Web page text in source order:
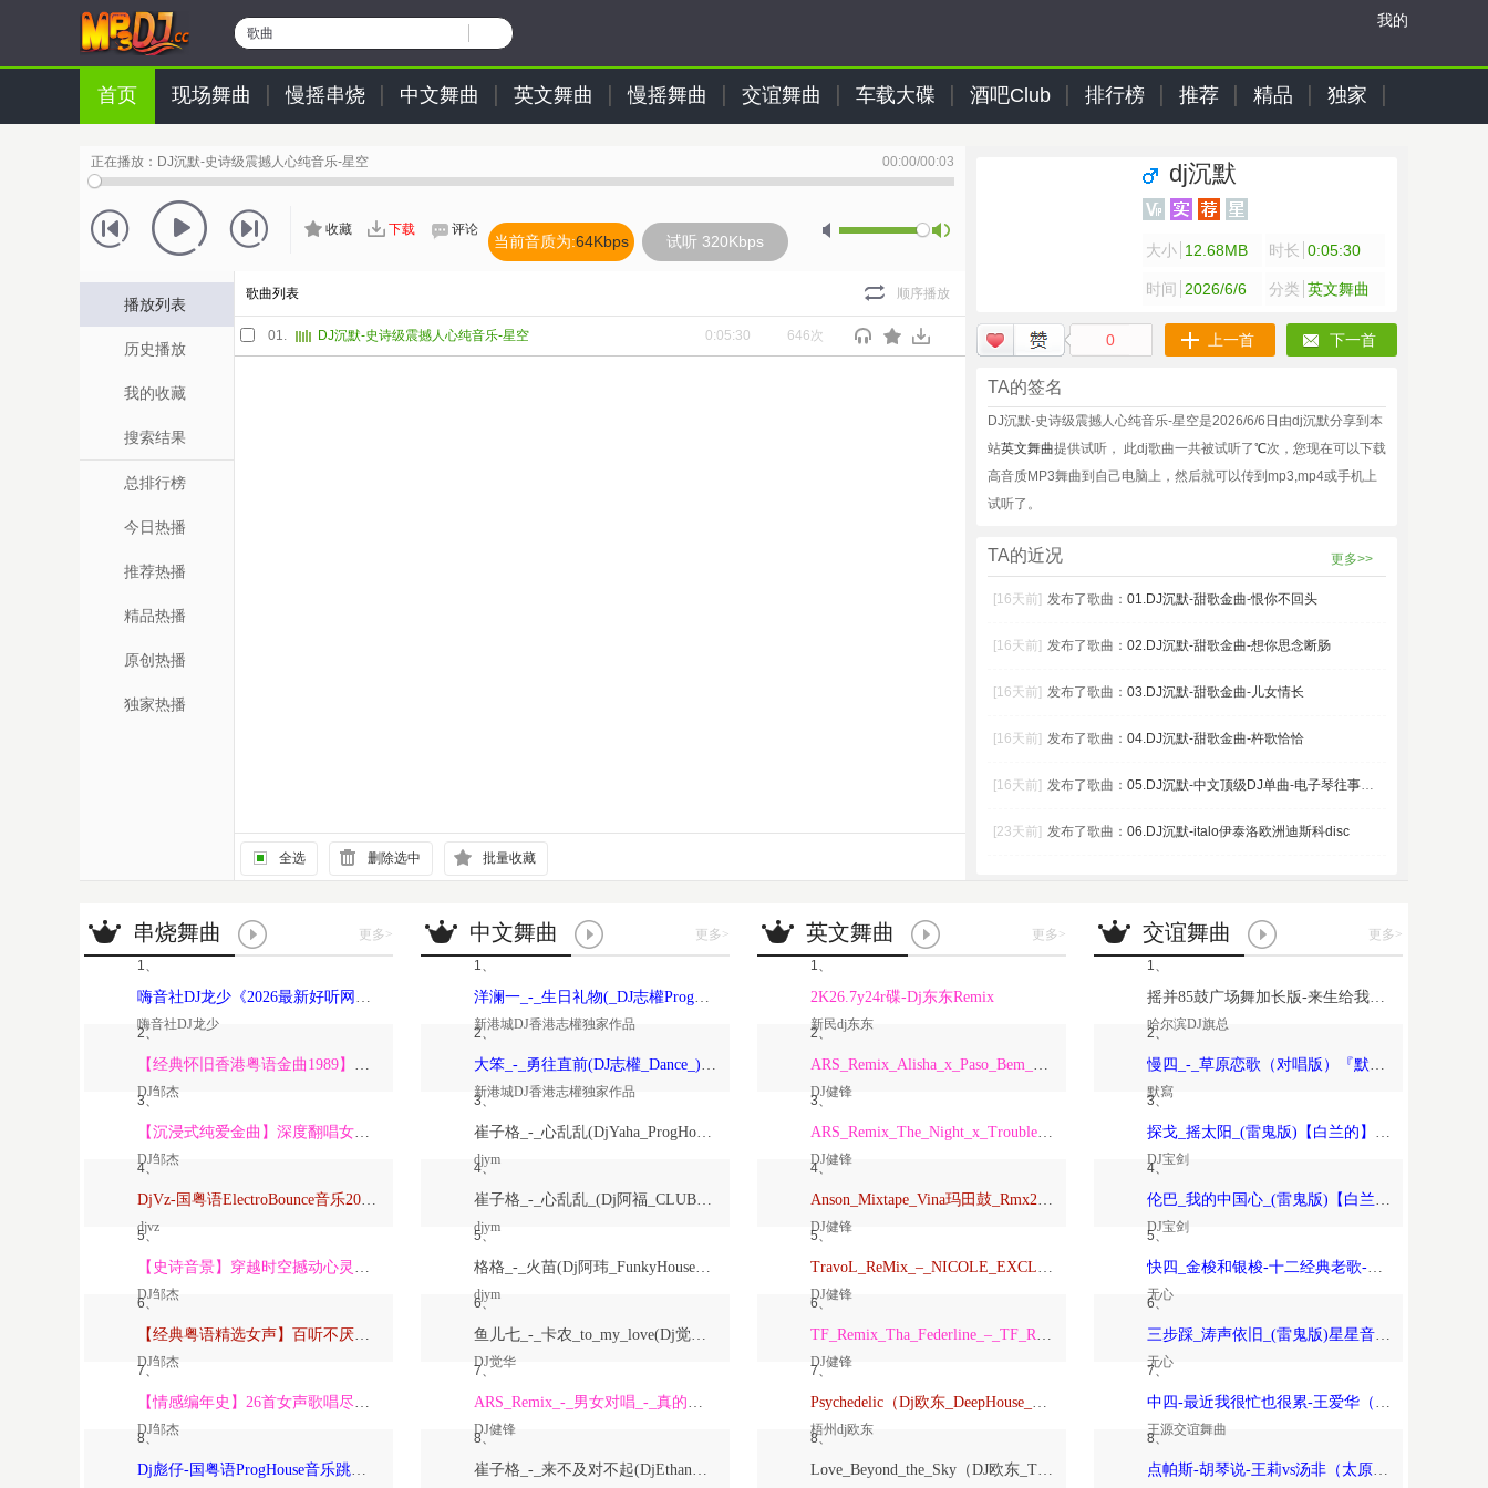
歌曲
我的
首页 现场舞曲 慢摇串烧 中文舞曲 英文舞曲 慢摇舞曲 交谊舞曲 车载大碟 酒吧Club 排行榜 推荐 精品 独家
正在播放： DJ沉默-史诗级震撼人心纯音乐-星空 00:00/00:03
收藏 下载 评论
当前音质为:64Kbps 试听 320Kbps
播放列表
历史播放
我的收藏
搜索结果
总排行榜
今日热播
推荐热播
精品热播
原创热播
独家热播
歌曲列表 顺序播放
01. DJ沉默-史诗级震撼人心纯音乐-星空 0:05:30 646次
全选 删除选中 批量收藏
dj沉默
大小 12.68MB 时长 0:05:30
时间 2026/6/6 分类 英文舞曲
0 上一首 下一首
TA的签名
DJ沉默-史诗级震撼人心纯音乐-星空是2026/6/6日由dj沉默分享到本
站英文舞曲提供试听， 此dj歌曲一共被试听了℃次，您现在可以下载
高音质MP3舞曲到自己电脑上，然后就可以传到mp3,mp4或手机上
试听了。
TA的近况 更多>>
[16天前] 发布了歌曲： 01.DJ沉默-甜歌金曲-恨你不回头
[16天前] 发布了歌曲： 02.DJ沉默-甜歌金曲-想你思念断肠
[16天前] 发布了歌曲： 03.DJ沉默-甜歌金曲-儿女情长
[16天前] 发布了歌曲： 04.DJ沉默-甜歌金曲-杵歌恰恰
[16天前] 发布了歌曲： 05.DJ沉默-中文顶级DJ单曲-电子琴往事只能回
[23天前] 发布了歌曲： 06.DJ沉默-italo伊泰洛欧洲迪斯科disc
串烧舞曲 更多>
1、
嗨音社DJ龙少《2026最新好听网络伤感歌曲推荐·深爱过的人一生惦记》
嗨音社DJ龙少
2、
【经典怀旧香港粤语金曲1989】高潮版【DJ邹杰】
DJ邹杰
3、
【沉浸式纯爱金曲】深度翻唱女声版【DJ邹杰】_
DJ邹杰
4、
DjVz-国粤语ElectroBounce音乐2026讲不出再见怀旧版蹦迪跳舞大碟
djvz
5、
【史诗音景】穿越时空撼动心灵的管弦乐【DJ邹杰】
DJ邹杰
6、
【经典粤语精选女声】百听不厌深度翻唱版【DJ邹杰】_
DJ邹杰
7、
【情感编年史】26首女声歌唱尽从暗恋到放下的全部【DJ邹杰】
DJ邹杰
8、
Dj彪仔-国粤语ProgHouse音乐跳舞街vs心要让你听见串烧Vol.39
中文舞曲 更多>
1、
洋澜一_-_生日礼物(_DJ志權ProgHouse_)无心睡眠鼓国语女原创Mix
新港城DJ香港志權独家作品
2、
大笨_-_勇往直前(DJ志權_Dance_)粤语男原创Mix
新港城DJ香港志權独家作品
3、
崔子格_-_心乱乱(DjYaha_ProgHouse_Mix国语女)
djym
4、
崔子格_-_心乱乱_(Dj阿福_CLUB_Mix国语女)
djym
5、
格格_-_火苗(Dj阿玮_FunkyHouse_Mix国语女)
djym
6、
鱼儿七_-_卡农_to_my_love(Dj觉华_Electro_Rmx_2026_V2)
DJ觉华
7、
ARS_Remix_-_男女对唱_-_真的爱着你
DJ健锋
8、
崔子格_-_来不及对不起(DjEthan翊轩_Melbourne_Mix国语女)
英文舞曲 更多>
1、
2K26.7y24r碟-Dj东东Remix
新民dj东东
2、
ARS_Remix_Alisha_x_Paso_Bem_Solto_2K25_ft_Daa_LeemingWart_Alexis
DJ健锋
3、
ARS_Remix_The_Night_x_Trouble_Is_A_Friend_x_Forver_Young_2K24…
DJ健锋
4、
Anson_Mixtape_Vina玛田鼓_Rmx2026_150
DJ健锋
5、
TravoL_ReMix_–_NICOLE_EXCLUSIVE_康熙TOYOKI_落泪_TravoL_HarderMix
DJ健锋
6、
TF_Remix_Tha_Federline_–_TF_Remix_DOTARapture_TF_REMIX_2026_VVIP
DJ健锋
7、
Psychedelic（Dj欧东_DeepHouse_2026）
梧州dj欧东
8、
Love_Beyond_the_Sky（DJ欧东_Trance）
交谊舞曲 更多>
1、
摇并85鼓广场舞加长版-来生给我一个家-恰恰恰恰恰【哈尔滨DJ旗总音乐工作室独家制作】
哈尔滨DJ旗总
2、
慢四_-_草原恋歌（对唱版）『默寫制作』
默寫
3、
探戈_摇太阳_(雷鬼版)【白兰的】-宝剑制作
DJ宝剑
4、
伦巴_我的中国心_(雷鬼版)【白兰的】-宝剑制作
DJ宝剑
5、
快四_金梭和银梭-十二经典老歌-无心制作
无心
6、
三步踩_涛声依旧_(雷鬼版)星星音乐屋、晚风音乐屋-无心制作
无心
7、
中四-最近我很忙也很累-王爱华（太原-王源制作）
王源交谊舞曲
8、
点帕斯-胡琴说-王莉vs汤非（太原-王源制作）